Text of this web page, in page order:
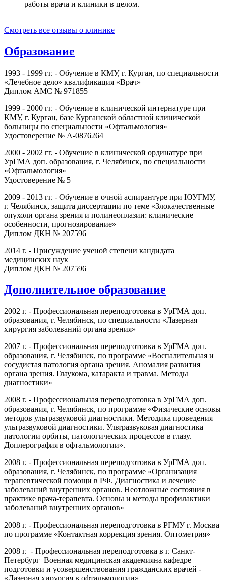
работы врача и клиники в целом.
Смотреть все отзывы о клинике
Образование
1993 - 1999 гг. - Обучение в КМУ, г. Курган, по специальности
«Лечебное дело» квалификация «Врач»
Диплом АМС № 971855
1999 - 2000 гг. - Обучение в клинической интернатуре при
КМУ, г. Курган, базе Курганской областной клинической
больницы по специальности «Офтальмология»
Удостоверение № А-0876264
2000 - 2002 гг. - Обучение в клинической ординатуре при
УрГМА доп. образования, г. Челябинск, по специальности
«Офтальмология»
Удостоверение № 5
2009 - 2013 гг. - Обучение в очной аспирантуре при ЮУГМУ,
г. Челябинск, защита диссертации по теме «Злокачественные
опухоли органа зрения и полинеоплазии: клинические
особенности, прогнозирование»
Диплом ДКН № 207596
2014 г. - Присуждение ученой степени кандидата
медицинских наук
Диплом ДКН № 207596
Дополнительное образование
2002 г. - Профессиональная переподготовка в УрГМА доп.
образования, г. Челябинск, по специальности «Лазерная
хирургия заболеваний органа зрения»
2007 г. - Профессиональная переподготовка в УрГМА доп.
образования, г. Челябинск, по программе «Воспалительная и
сосудистая патология органа зрения. Аномалия развития
органа зрения. Глаукома, катаракта и травма. Методы
диагностики»
2008 г. - Профессиональная переподготовка в УрГМА доп.
образования, г. Челябинск, по программе «Физические основы
методов ультразвуковой диагностики. Методика проведения
ультразвуковой диагностики. Ультразвуковая диагностика
патологии орбиты, патологических процессов в глазу.
Доплерография в офтальмологии».
2008 г. - Профессиональная переподготовка в УрГМА доп.
образования, г. Челябинск, по программе «Организация
терапевтической помощи в РФ. Диагностика и лечение
заболеваний внутренних органов. Неотложные состояния в
практике врача-терапевта. Основы и методы профилактики
заболеваний внутренних органов»
2008 г. - Профессиональная переподготовка в РГМУ г. Москва
по программе «Контактная коррекция зрения. Оптометрия»
2008 г. - Профессиональная переподготовка в г. Санкт-
Петербург Военная медицинская академияна кафедре
подготовки и усовершенствования гражданских врачей -